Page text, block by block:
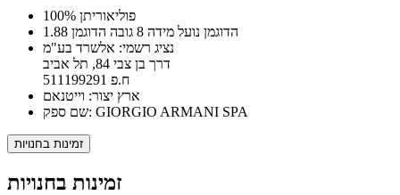
100% פוליאוריתן
הדוגמן נועל מידה 8 גובה הדוגמן 1.88
נציג רשמי: אלשרד בע"מ
דרך בן צבי 84, תל אביב
ח.פ 511199291
ארץ יצור: וייטנאם
שם ספק: GIORGIO ARMANI SPA
זמינות בחנויות
זמינות בחנויות